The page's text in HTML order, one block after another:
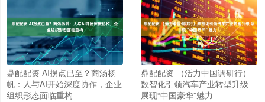
鼎配配资 AI拐点已至？商汤杨
帆：人与AI开始深度协作，企业
组织形态面临重构
鼎配配资 （活力中国调研行）
数智化引领汽车产业转型升级
展现“中国豪华”魅力